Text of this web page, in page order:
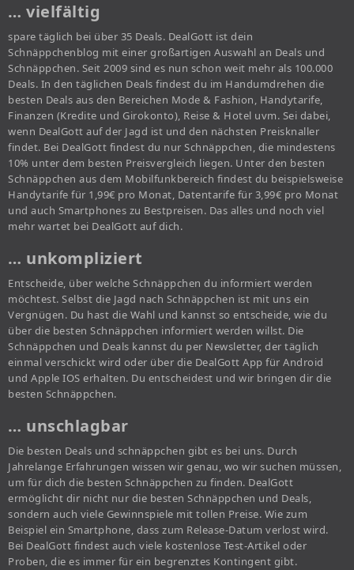
… vielfältig
spare täglich bei über 35 Deals. DealGott ist dein
Schnäppchenblog mit einer großartigen Auswahl an Deals und
Schnäppchen. Seit 2009 sind es nun schon weit mehr als 100.000
Deals. In den täglichen Deals findest du im Handumdrehen die
besten Deals aus den Bereichen Mode & Fashion, Handytarife,
Finanzen (Kredite und Girokonto), Reise & Hotel uvm. Sei dabei,
wenn DealGott auf der Jagd ist und den nächsten Preisknaller
findet. Bei DealGott findest du nur Schnäppchen, die mindestens
10% unter dem besten Preisvergleich liegen. Unter den besten
Schnäppchen aus dem Mobilfunkbereich findest du beispielsweise
Handytarife für 1,99€ pro Monat, Datentarife für 3,99€ pro Monat
und auch Smartphones zu Bestpreisen. Das alles und noch viel
mehr wartet bei DealGott auf dich.
… unkompliziert
Entscheide, über welche Schnäppchen du informiert werden
möchtest. Selbst die Jagd nach Schnäppchen ist mit uns ein
Vergnügen. Du hast die Wahl und kannst so entscheide, wie du
über die besten Schnäppchen informiert werden willst. Die
Schnäppchen und Deals kannst du per Newsletter, der täglich
einmal verschickt wird oder über die DealGott App für Android
und Apple IOS erhalten. Du entscheidest und wir bringen dir die
besten Schnäppchen.
… unschlagbar
Die besten Deals und schnäppchen gibt es bei uns. Durch
Jahrelange Erfahrungen wissen wir genau, wo wir suchen müssen,
um für dich die besten Schnäppchen zu finden. DealGott
ermöglicht dir nicht nur die besten Schnäppchen und Deals,
sondern auch viele Gewinnspiele mit tollen Preise. Wie zum
Beispiel ein Smartphone, dass zum Release-Datum verlost wird.
Bei DealGott findest auch viele kostenlose Test-Artikel oder
Proben, die es immer für ein begrenztes Kontingent gibt.